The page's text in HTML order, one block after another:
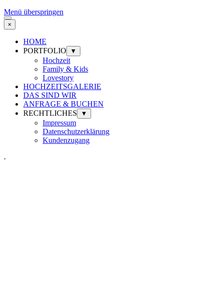
Menü überspringen
×
HOME
PORTFOLIO
▼
Hochzeit
Family & Kids
Lovestory
HOCHZEITSGALERIE
DAS SIND WIR
ANFRAGE & BUCHEN
RECHTLICHES
▼
Impressum
Datenschutzerklärung
Kundenzugang
.